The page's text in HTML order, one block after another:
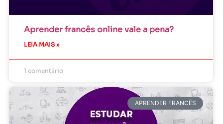
Aprender francês online vale a pena?
LEIA MAIS »
1 comentário
APRENDER FRANCÊS